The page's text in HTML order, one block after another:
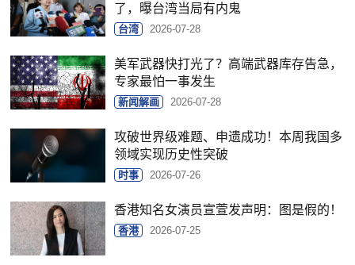
了，曝台湾当局有内鬼
台湾 2026-07-28
美军武器快打光了？高端武器库存告急，
专家最怕一事发生
新闻解画 2026-07-28
攻破世界级难题、申遗成功！本周我国多
领域实现历史性突破
时事 2026-07-26
香港知名女演员宣萱发声明：图是假的！
香港 2026-07-25